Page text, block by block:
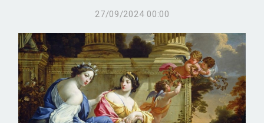
27/09/2024 00:00